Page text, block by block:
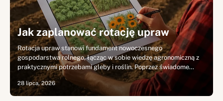
Jak zaplanować rotację upraw
Rotacja upraw stanowi fundament nowoczesnego
gospodarstwa rolnego, łącząc w sobie wiedzę agronomiczną z
praktycznymi potrzebami gleby i roślin. Poprzez świadome…
28 lipca, 2026